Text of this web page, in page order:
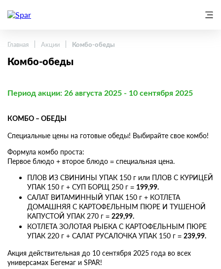
Главная Акции Комбо-обеды
Комбо-обеды
Период акции: 26 августа 2025 - 10 сентября 2025
КОМБО – ОБЕДЫ
Специальные цены на готовые обеды! Выбирайте свое комбо!
Формула комбо проста:
Первое блюдо + второе блюдо = специальная цена.
ПЛОВ ИЗ СВИНИНЫ УПАК 150 г или ПЛОВ С КУРИЦЕЙ
УПАК 150 г + СУП БОРЩ 250 г = 199,99.
САЛАТ ВИТАМИННЫЙ УПАК 150 г + КОТЛЕТА
ДОМАШНЯЯ С КАРТОФЕЛЬНЫМ ПЮРЕ И ТУШЕНОЙ
КАПУСТОЙ УПАК 270 г = 229,99.
КОТЛЕТА ЗОЛОТАЯ РЫБКА С КАРТОФЕЛЬНЫМ ПЮРЕ
УПАК 220 г + САЛАТ РУСАЛОЧКА УПАК 150 г = 239,99.
Акция действительная до 10 сентября 2025 года во всех
универсамах Бегемаг и SPAR!